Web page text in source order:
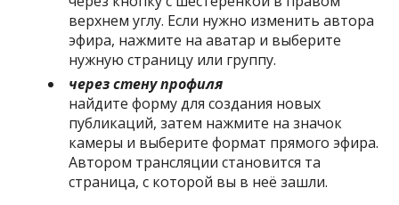
верхнем углу. Если нужно изменить автора
эфира, нажмите на аватар и выберите
нужную страницу или группу.
через стену профиля
найдите форму для создания новых
публикаций, затем нажмите на значок
камеры и выберите формат прямого эфира.
Автором трансляции становится та
страница, с которой вы в неё зашли.